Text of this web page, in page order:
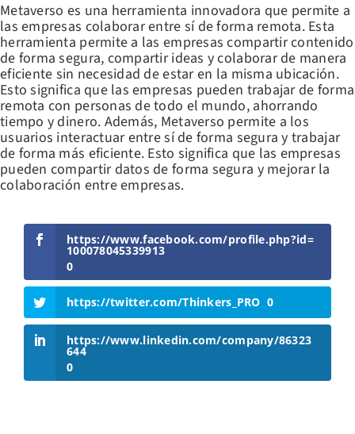
Metaverso es una herramienta innovadora que permite a
las empresas colaborar entre sí de forma remota. Esta
herramienta permite a las empresas compartir contenido
de forma segura, compartir ideas y colaborar de manera
eficiente sin necesidad de estar en la misma ubicación.
Esto significa que las empresas pueden trabajar de forma
remota con personas de todo el mundo, ahorrando
tiempo y dinero. Además, Metaverso permite a los
usuarios interactuar entre sí de forma segura y trabajar
de forma más eficiente. Esto significa que las empresas
pueden compartir datos de forma segura y mejorar la
colaboración entre empresas.
https://www.facebook.com/profile.php?id=
100078045339913
0
https://twitter.com/Thinkers_PRO 0
https://www.linkedin.com/company/86323
644
0